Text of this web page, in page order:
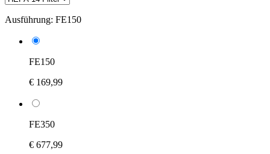
Ausführung: FE150
FE150
€ 169,99
FE350
€ 677,99